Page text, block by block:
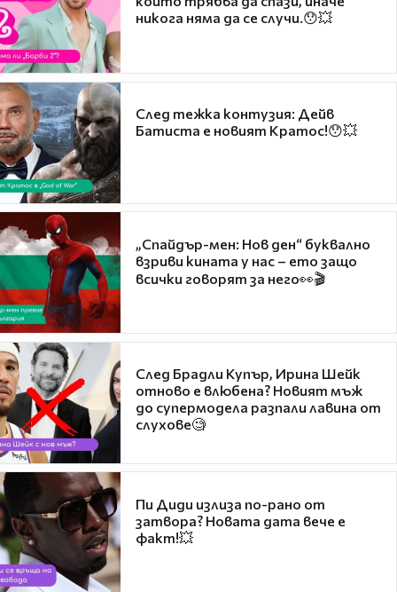
никога няма да се случи.😯💥
След тежка контузия: Дейв
Батиста е новият Кратос!😯💥
„Спайдър-мен: Нов ден“ буквално
взриви кината у нас – ето защо
всички говорят за него👀🎬
След Брадли Купър, Ирина Шейк
отново е влюбена? Новият мъж
до супермодела разпали лавина от
слухове🧐
Пи Диди излиза по-рано от
затвора? Новата дата вече е
факт!💥